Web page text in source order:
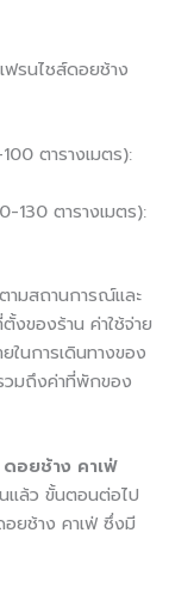
ฟรนไชส์ดอยช้าง
ตารางเมตร):
130 ตารางเมตร):
ามสถานการณ์และ
งของร้าน ค่าใช้จ่าย
ในการเดินทางของ
วมถึงค่าที่พักของ
อยช้าง คาเฟ่
แล้ว ขั้นตอนต่อไป
อยช้าง คาเฟ่ ซึ่งมี